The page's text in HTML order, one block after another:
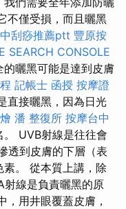
不僅受損，而且曬黑
刮痧推薦ptt 豐原按
SEARCH CONSOLE
曬黑可能是達到皮膚
記帳士 函授 按摩證
直接曬黑，因為日光
潘 整復所 按摩台中
UVB射線是往往會
透到皮膚的下層（表
。 從本質上講，除
射線是負責曬黑的原
，用井眼覆蓋皮膚，